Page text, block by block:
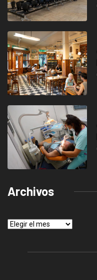
Archivos
Archivos